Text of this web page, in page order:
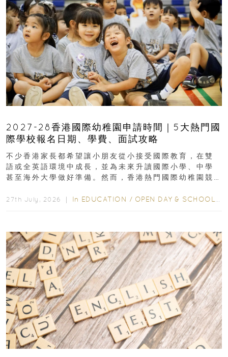
2027-28香港國際幼稚園申請時間｜5大熱門國
際學校報名日期、學費、面試攻略
不少香港家長都希望讓小朋友從小接受國際教育，在雙
語或全英語環境中成長，並為未來升讀國際小學、中學
甚至海外大學做好準備。然而，香港熱門國際幼稚園競
27th July, 2026 ｜ In EDUCATION / OPEN DAY & SCHOOL EVENTS